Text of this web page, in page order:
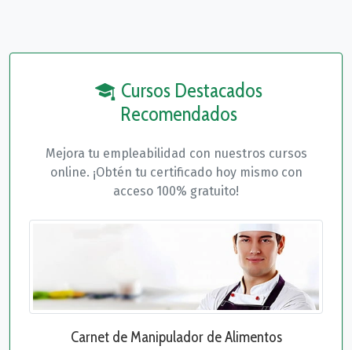
Cursos Destacados
Recomendados
Mejora tu empleabilidad con nuestros cursos
online. ¡Obtén tu certificado hoy mismo con
acceso 100% gratuito!
Carnet de Manipulador de Alimentos